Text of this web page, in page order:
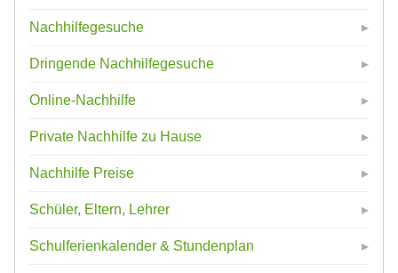
Nachhilfegesuche
Dringende Nachhilfegesuche
Online-Nachhilfe
Private Nachhilfe zu Hause
Nachhilfe Preise
Schüler, Eltern, Lehrer
Schulferienkalender & Stundenplan